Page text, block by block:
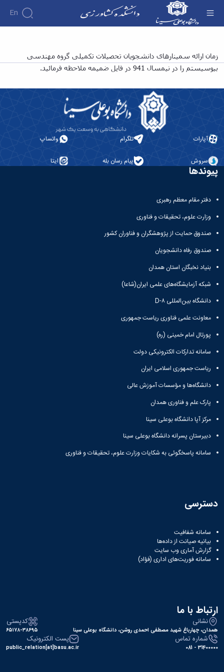
En
عناوین و زمان بندی ارائه سمینار دانشجویان
زمان ارائه سمینارهای دانشجویان تحصیلات تکمیلی گروه مهندسی
بیوسیستم را در نیمسال 941 در فایل ضمیمه ملاحظه فرمائید.
آپارات تلگرام واتساپ
سروش پیام رسان بله ایتا
پیوندها
دفتر مقام معظم رهبری
وزارت علوم، تحقیقات و فناوری
صندوق حمایت از پژوهشگران و فناوران کشور
صندوق رفاه دانشجویان
بنیاد نخبگان استان همدان
شبکه آزمایشگاه‌های علمی ایران(شاعا)
دانشگاه بین‌المللی D-۸
معاونت علمی فناوری ریاست جمهوری
پورتال امام خمینی (ره)
سامانه تدارکات الکترونیکی دولت
ریاست جمهوری اسلامی ایران
دانشگاه‌ها و مؤسسات آموزش عالی
پارک علم و فناوری همدان
مرکز آپا دانشگاه بوعلی سینا
دبیرستان پسرانه دانشگاه بوعلی سینا
سامانه پاسخگوئی به شکایات وزارت علوم، تحقیقات و فناوری
دسترسی
سامانه شفافیت
بیانیه صیانت از داده‌ها
گزارش آماری وب‌ سایت
سامانه فوریت‌های اداری (فؤاد)
ارتباط با ما
نشانی
همدان، چهارباغ شهید مصطفی احمدی روشن، دانشگاه بوعلی سینا
کدپستی
۶۵۱۷۸-۳۸۶۹۵
شماره تماس
31400000 - 081
پست الکترونیک
public_relation[at]basu.ac.ir